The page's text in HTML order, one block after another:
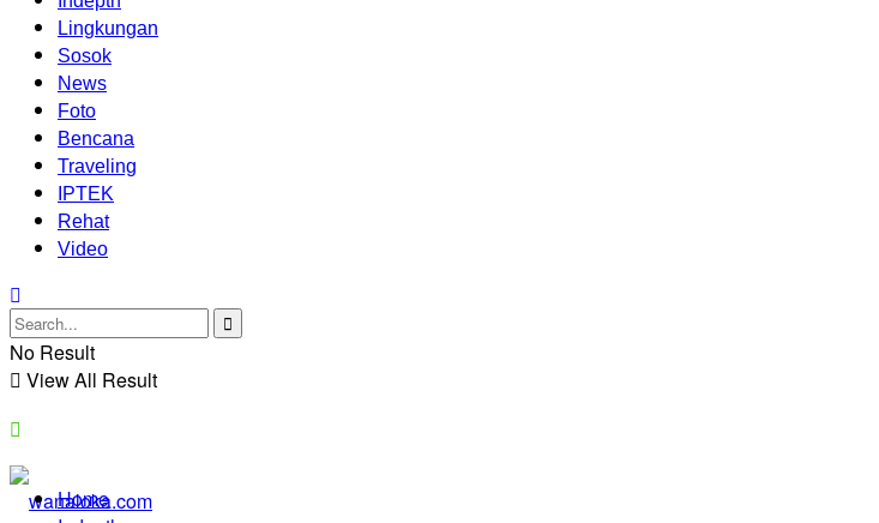
Lingkungan
Sosok
News
Foto
Bencana
Traveling
IPTEK
Rehat
Video
No Result
View All Result
Home